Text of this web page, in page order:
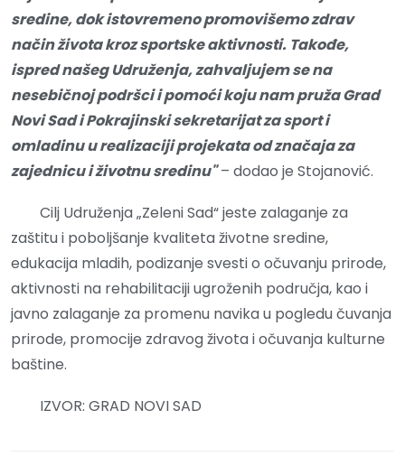
sredine, dok istovremeno promovišemo zdrav
način života kroz sportske aktivnosti. Takođe,
ispred našeg Udruženja, zahvaljujem se na
nesebičnoj podršci i pomoći koju nam pruža Grad
Novi Sad i Pokrajinski sekretarijat za sport i
omladinu u realizaciji projekata od značaja za
zajednicu i životnu sredinu"– dodao je Stojanović.
Cilj Udruženja „Zeleni Sad“ jeste zalaganje za
zaštitu i poboljšanje kvaliteta životne sredine,
edukacija mladih, podizanje svesti o očuvanju prirode,
aktivnosti na rehabilitaciji ugroženih područja, kao i
javno zalaganje za promenu navika u pogledu čuvanja
prirode, promocije zdravog života i očuvanja kulturne
baštine.
IZVOR: GRAD NOVI SAD